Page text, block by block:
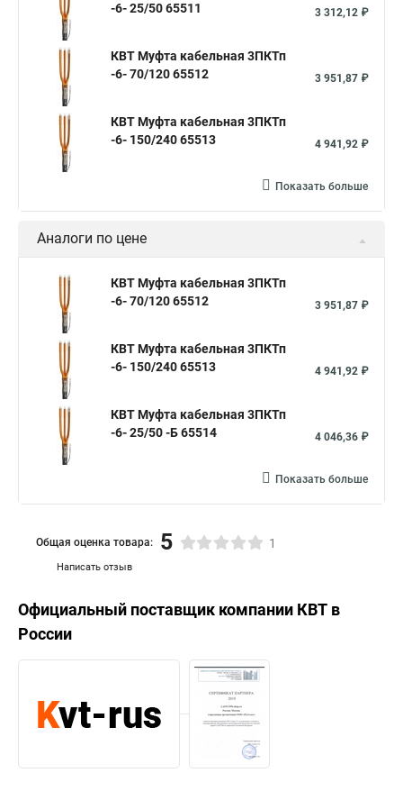
-6- 25/50 65511
3 312,12 ₽
КВТ Муфта кабельная 3ПКТп
-6- 70/120 65512
3 951,87 ₽
КВТ Муфта кабельная 3ПКТп
-6- 150/240 65513
4 941,92 ₽
Показать больше
Аналоги по цене
КВТ Муфта кабельная 3ПКТп
-6- 70/120 65512
3 951,87 ₽
КВТ Муфта кабельная 3ПКТп
-6- 150/240 65513
4 941,92 ₽
КВТ Муфта кабельная 3ПКТп
-6- 25/50 -Б 65514
4 046,36 ₽
Показать больше
Написать отзыв
Общая оценка товара: 5 1
Официальный поставщик компании КВТ в
России